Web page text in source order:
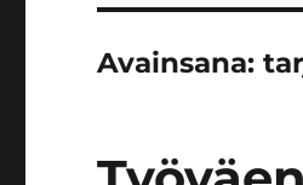
Avainsana: